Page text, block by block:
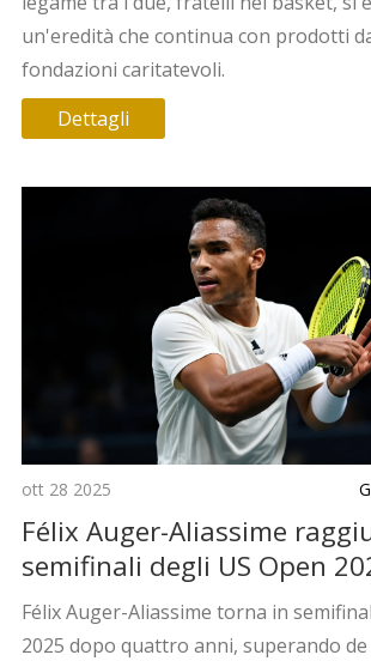
un'eredità che continua con prodotti
fondazioni caritatevoli.
Dettagli
ott 28 2025
Félix Auger-Aliassime
semifinali degli US Open
quattro anni
Félix Auger-Aliassime torna in
2025 dopo quattro anni, superando